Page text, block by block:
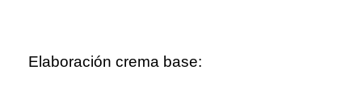
Elaboración crema base: